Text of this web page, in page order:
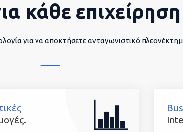
κάθε επιχείρηση
για να αποκτήσετε ανταγωνιστικό